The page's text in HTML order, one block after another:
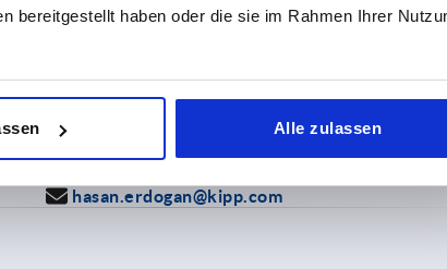
bereitgestellt haben oder die sie im Rahmen Ihrer
Alle zulassen
hasan.erdogan@kipp.com